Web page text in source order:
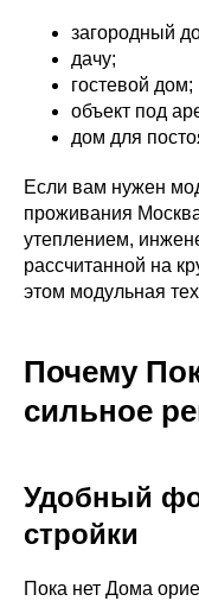
загородный
дачу;
гостевой дом;
объект под
дом для
Если вам нужен
проживания
утеплением,
рассчитанной на
этом модульная
Почему
сильное
Удобный
стройки
Пока нет Дома